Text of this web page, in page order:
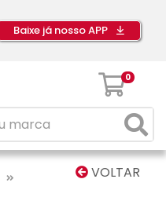
Baixe já nosso APP
0
VOLTAR